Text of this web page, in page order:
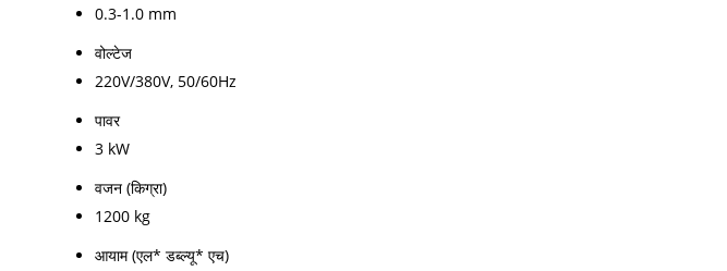
0.3-1.0 mm
वोल्टेज
220V/380V, 50/60Hz
पावर
3 kW
वजन (किग्रा)
1200 kg
आयाम (एल* डब्ल्यू* एच)